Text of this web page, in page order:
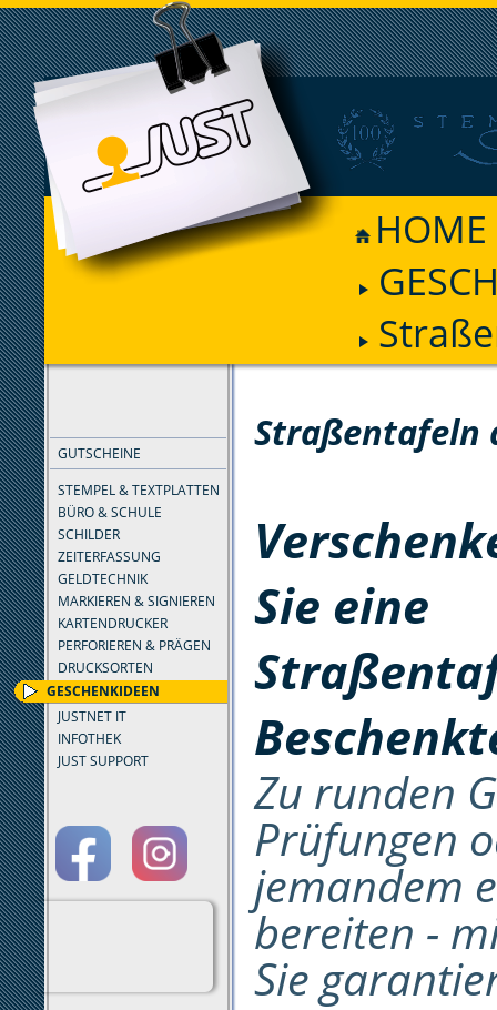
HOME
GUTSCHEINE
STEMPEL & TEXTPLATTEN
BÜRO & SCHULE
SCHILDER
ZEITERFASSUNG
GELDTECHNIK
MARKIEREN & SIGNIEREN
KARTENDRUCKER
PERFORIEREN & PRÄGEN
DRUCKSORTEN
GESCHENKIDEEN
JUSTNET IT
INFOTHEK
JUST SUPPORT
Straßentafeln
Sie eine
Zu runden
Prüfungen
jemandem
bereiten -
Sie